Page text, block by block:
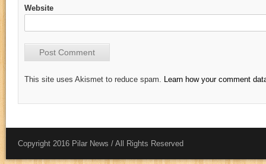
Website
This site uses Akismet to reduce spam. Learn how your comment
Copyright 2016 Pilar News / All Rights Reserved